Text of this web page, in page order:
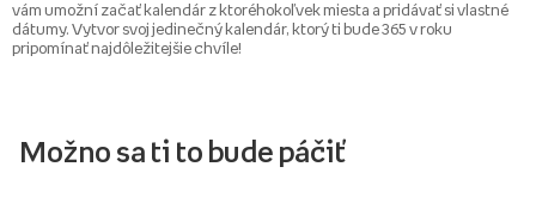
vám umožní začať kalendár z ktoréhokoľvek miesta a pridávať si vlastné
dátumy. Vytvor svoj jedinečný kalendár, ktorý ti bude 365 v roku
pripomínať najdôležitejšie chvíle!
Možno sa ti to bude páčiť